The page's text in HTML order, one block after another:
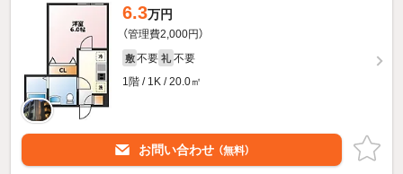
6.3万円
（管理費2,000円）
敷 不要 礼 不要
1階 / 1K / 20.0㎡
お問い合わせ （無料）